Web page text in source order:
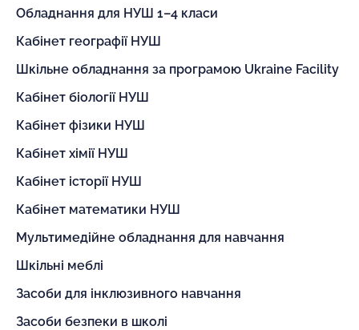
Обладнання для НУШ 1–4 класи
Кабінет географії НУШ
Шкільне обладнання за програмою Ukraine Facility
Кабінет біології НУШ
Кабінет фізики НУШ
Кабінет хімії НУШ
Кабінет історії НУШ
Кабінет математики НУШ
Мультимедійне обладнання для навчання
Шкільні меблі
Засоби для інклюзивного навчання
Засоби безпеки в школі